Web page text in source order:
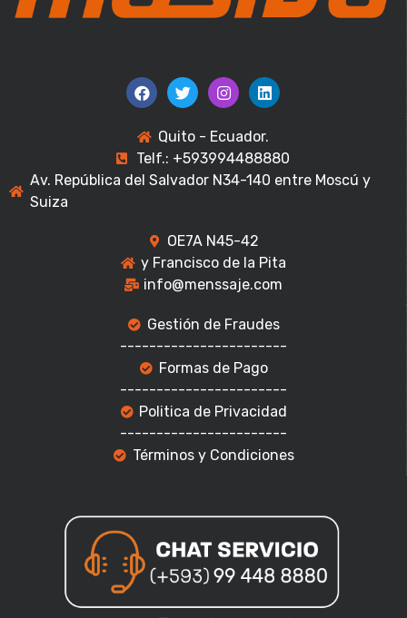
Quito - Ecuador.
Telf.: +593994488880
Av. República del Salvador N34-140 entre Moscú y
Suiza
OE7A N45-42
y Francisco de la Pita
info@menssaje.com
Gestión de Fraudes
-----------------------
Formas de Pago
-----------------------
Politica de Privacidad
-----------------------
Términos y Condiciones